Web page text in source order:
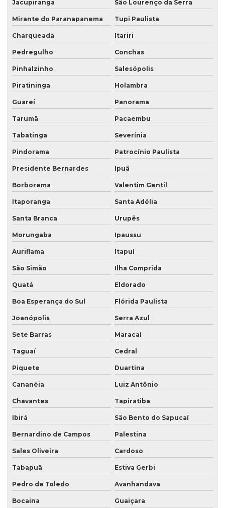
Jacupiranga São Lourenço da Serra
Mirante do Paranapanema Tupi Paulista
Charqueada Itariri
Pedregulho Conchas
Pinhalzinho Salesópolis
Piratininga Holambra
Guareí Panorama
Tarumã Pacaembu
Tabatinga Severínia
Pindorama Patrocínio Paulista
Presidente Bernardes Ipuã
Borborema Valentim Gentil
Itaporanga Santa Adélia
Santa Branca Urupês
Morungaba Ipaussu
Auriflama Itapuí
São Simão Ilha Comprida
Quatá Eldorado
Boa Esperança do Sul Flórida Paulista
Joanópolis Serra Azul
Sete Barras Maracaí
Taguaí Cedral
Piquete Duartina
Cananéia Luiz Antônio
Chavantes Tapiratiba
Ibirá São Bento do Sapucaí
Bernardino de Campos Palestina
Sales Oliveira Cardoso
Tabapuã Estiva Gerbi
Pedro de Toledo Avanhandava
Bocaina Guaiçara